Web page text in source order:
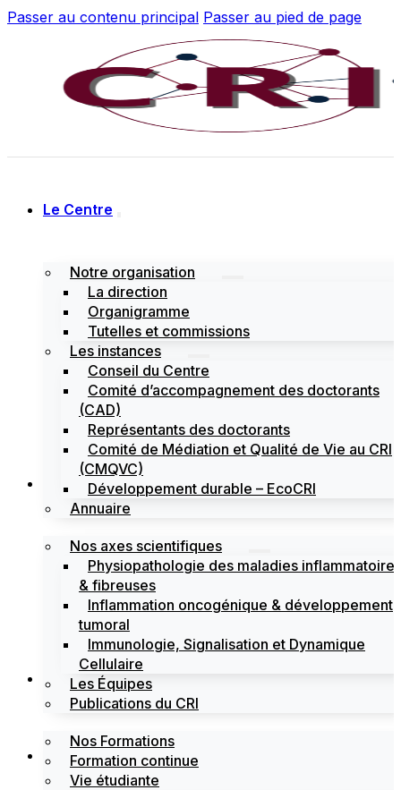
Passer au contenu principal Passer au pied de page
Le Centre
Notre organisation
La direction
Organigramme
Tutelles et commissions
Les instances
Conseil du Centre
Comité d’accompagnement des doctorants
(CAD)
Représentants des doctorants
Comité de Médiation et Qualité de Vie au CRI
(CMQVC)
Développement durable – EcoCRI
Annuaire
Recherche
Nos axes scientifiques
Physiopathologie des maladies inflammatoires
& fibreuses
Inflammation oncogénique & développement
tumoral
Immunologie, Signalisation et Dynamique
Cellulaire
Les Équipes
Publications du CRI
Formations
Nos Formations
Formation continue
Vie étudiante
Labels